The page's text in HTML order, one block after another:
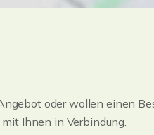
oder wollen einen
Ihnen in Verbindung.